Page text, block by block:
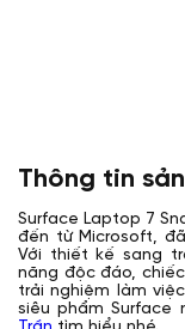
Thông tin
Surface Laptop 7
đến từ Microsoft,
Với thiết kế sang
năng độc đáo,
trải nghiệm làm
siêu phẩm Surface